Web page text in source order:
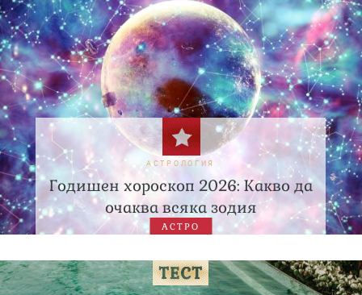
АСТРОЛОГИЯ
Годишен хороскоп 2026: Какво да
очаква всяка зодия
АСТРО